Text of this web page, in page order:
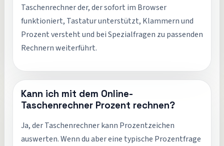
Taschenrechner der, der sofort im Browser
funktioniert, Tastatur unterstützt, Klammern und
Prozent versteht und bei Spezialfragen zu passenden
Rechnern weiterführt.
Kann ich mit dem Online-
Taschenrechner Prozent rechnen?
Ja, der Taschenrechner kann Prozentzeichen
auswerten. Wenn du aber eine typische Prozentfrage